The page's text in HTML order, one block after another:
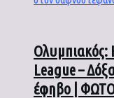
Ολυμπιακός:
League –
έφηβο |